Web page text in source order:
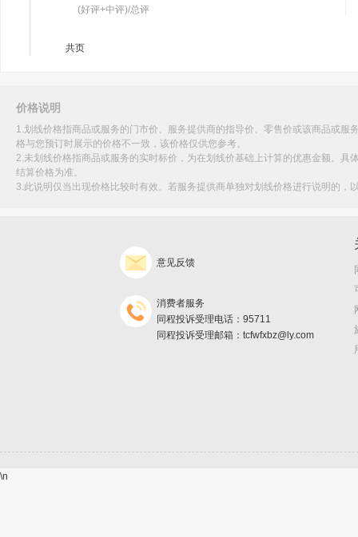
(好评+中评)/总评
共页
价格说明
1.划线价格指商品或服务的门市价、服务提供商的指导价、零售价或该商品或
格与您预订时展示的价格不一致，该价格仅供您参考。
2.未划线价格指商品或服务的实时标价，为在划线价基础上计算的优惠金额。
结算价格为准。
3.此说明仅当出现价格比较时有效。若服务提供商单独对划线价格进行说明的
意见反馈
消费者服务
同程投诉受理电话：95711
同程投诉受理邮箱：tcfwfxbz@ly.com
\n